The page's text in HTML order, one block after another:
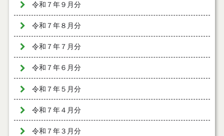
令和７年９月分
令和７年８月分
令和７年７月分
令和７年６月分
令和７年５月分
令和７年４月分
令和７年３月分